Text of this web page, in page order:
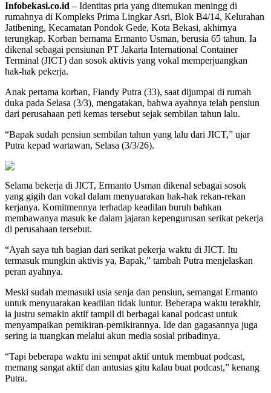
Infobekasi.co.id – Identitas pria yang ditemukan meningg di
rumahnya di Kompleks Prima Lingkar Asri, Blok B4/14, Kelurahan
Jatibening, Kecamatan Pondok Gede, Kota Bekasi, akhirnya
terungkap. Korban bernama Ermanto Usman, berusia 65 tahun. Ia
dikenal sebagai pensiunan PT Jakarta International Container
Terminal (JICT) dan sosok aktivis yang vokal memperjuangkan
hak-hak pekerja.
Anak pertama korban, Fiandy Putra (33), saat dijumpai di rumah
duka pada Selasa (3/3), mengatakan, bahwa ayahnya telah pensiun
dari perusahaan peti kemas tersebut sejak sembilan tahun lalu.
“Bapak sudah pensiun sembilan tahun yang lalu dari JICT,” ujar
Putra kepad wartawan, Selasa (3/3/26).
Selama bekerja di JICT, Ermanto Usman dikenal sebagai sosok
yang gigih dan vokal dalam menyuarakan hak-hak rekan-rekan
kerjanya. Komitmennya terhadap keadilan buruh bahkan
membawanya masuk ke dalam jajaran kepengurusan serikat pekerja
di perusahaan tersebut.
“Ayah saya tuh bagian dari serikat pekerja waktu di JICT. Itu
termasuk mungkin aktivis ya, Bapak,” tambah Putra menjelaskan
peran ayahnya.
Meski sudah memasuki usia senja dan pensiun, semangat Ermanto
untuk menyuarakan keadilan tidak luntur. Beberapa waktu terakhir,
ia justru semakin aktif tampil di berbagai kanal podcast untuk
menyampaikan pemikiran-pemikirannya. Ide dan gagasannya juga
sering ia tuangkan melalui akun media sosial pribadinya.
“Tapi beberapa waktu ini sempat aktif untuk membuat podcast,
memang sangat aktif dan antusias gitu kalau buat podcast,” kenang
Putra.